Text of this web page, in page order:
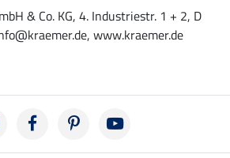
& Co. KG, 4. Industriestr. 1 + 2, D
www.kraemer.de